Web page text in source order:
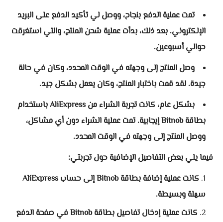
تمت عملية الدفع بنجاح، ووصل لي تأكيد الدفع على البريد
الإلكتروني. بعد ذلك، بدأت عملية شحن المنتج، والتي استغرقت
حوالي أسبوعين.
وصل المنتج إلى وجهته في الوقت المحدد، وكان في حالة
جيدة. لقد قمت باختبار المنتج، وكان يعمل بشكل جيد.
بشكل عام، كانت تجربة الشراء من AliExpress باستخدام
بطاقة Bitnob إيجابية. تمت عملية الشراء دون أي مشاكل،
ووصل المنتج إلى وجهته في الوقت المحدد.
فيما يلي بعض التفاصيل الإضافية حول تجربتي:
كانت عملية إضافة بطاقة Bitnob إلى حساب AliExpress
سهلة وبسيطة.
كانت عملية إدخال تفاصيل بطاقة Bitnob في صفحة الدفع